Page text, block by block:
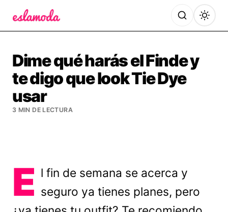
Dime qué harás el Finde y
te digo que look Tie Dye
usar
3 MIN DE LECTURA
E l fin de semana se acerca y
seguro ya tienes planes, pero